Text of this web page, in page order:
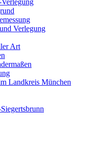
Verlegung
Art
Landkreis München